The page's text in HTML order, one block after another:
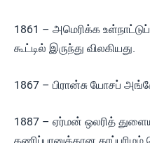
1861 – அமெரிக்க
கூட்டில் இருந்து விலகியது.
1867 – பிரான்சு யோசப்
1887 – ஏர்மன் ஒலரித்